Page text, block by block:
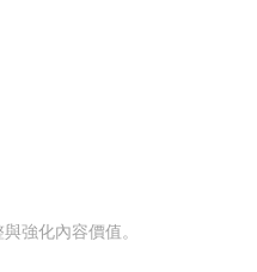
強化內容價值。